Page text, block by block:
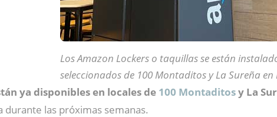
Los Amazon Lockers o taquillas se están
seleccionados de 100 Montaditos y La Sureña en
ya disponibles en locales de 100 Montaditosy La
durante las próximas semanas.